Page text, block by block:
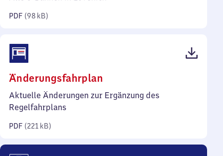
PDF (98 kB)
Änderungsfahrplan
221
Aktuelle Änderungen zur Ergänzung des
Regelfahrplans
PDF (221 kB)